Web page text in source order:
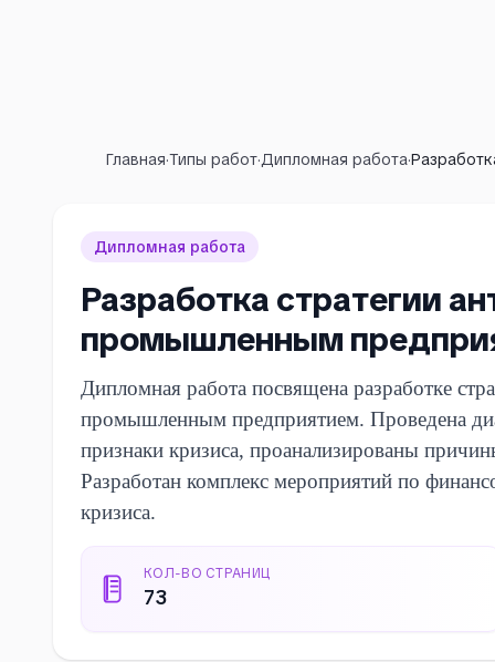
Главная·Типы работ·Дипломная работа·
Дипломная работа
Разработка стратегии
промышленным
Дипломная работа посвящена разработке
промышленным предприятием. Проведена
признаки кризиса, проанализированы
Разработан комплекс мероприятий по
кризиса.
КОЛ-ВО СТРАНИЦ
73